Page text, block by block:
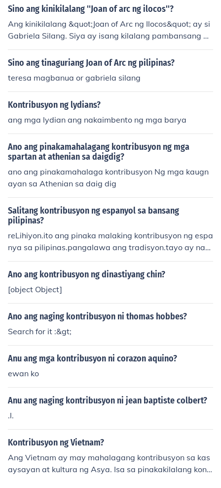
Sino ang kinikilalang ''Joan of arc ng ilocos''?
Ang kinikilalang &quot;Joan of Arc ng Ilocos&quot; ay si
Gabriela Silang. Siya ay isang kilalang pambansang ba
yani sa Pilipinas na nanguna sa isang rebelyon laban s
a mga Espanyol noong ika-18 siglo. Matapos ang pagk
ang laban para sa kalayaan ng kanyang bayan, na nag
pakita ng kanyang tapang at determinasyon. Ang kany
ang buhay at mga kontribusyon ay patuloy na nagbibig
ay inspirasyon sa mga Pilipino hanggang sa kasalukuy
Sino ang tinaguriang Joan of Arc ng pilipinas?
teresa magbanua or gabriela silang
Kontribusyon ng lydians?
ang mga lydian ang nakaimbento ng mga barya
Ano ang pinakamahalagang kontribusyon ng mga
spartan at athenian sa daigdig?
ano ang pinakamahalaga kontribusyon Ng mga kaugn
ayan sa Athenian sa daig dig
Salitang kontribusyon ng espanyol sa bansang
pilipinas?
reLihiyon.ito ang pinaka malaking kontribusyon ng espa
nya sa pilipinas.pangalawa ang tradisyon.tayo ay nag
diriwang ng mga fiestang bayan.marahil ito ang pinak
a malaking okasyon sa pilipinas at mga lungsod nito
Ano ang kontribusyon ng dinastiyang chin?
[object Object]
Ano ang naging kontribusyon ni thomas hobbes?
Search for it :&gt;
Anu ang mga kontribusyon ni corazon aquino?
ewan ko
Anu ang naging kontribusyon ni jean baptiste colbert?
.l.
Kontribusyon ng Vietnam?
Ang Vietnam ay may mahalagang kontribusyon sa kas
aysayan at kultura ng Asya. Isa sa pinakakilalang kontr